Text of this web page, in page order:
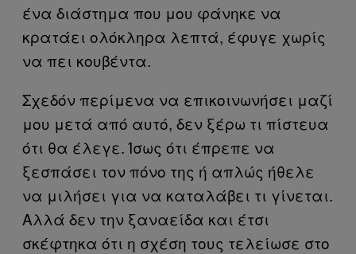
ένα διάστημα που μου φάνηκε να
κρατάει ολόκληρα λεπτά, έφυγε χωρίς
να πει κουβέντα.
Σχεδόν περίμενα να επικοινωνήσει μαζί
μου μετά από αυτό, δεν ξέρω τι πίστευα
ότι θα έλεγε. Ίσως ότι έπρεπε να
ξεσπάσει τον πόνο της ή απλώς ήθελε
να μιλήσει για να καταλάβει τι γίνεται.
Αλλά δεν την ξαναείδα και έτσι
σκέφτηκα ότι η σχέση τους τελείωσε στο